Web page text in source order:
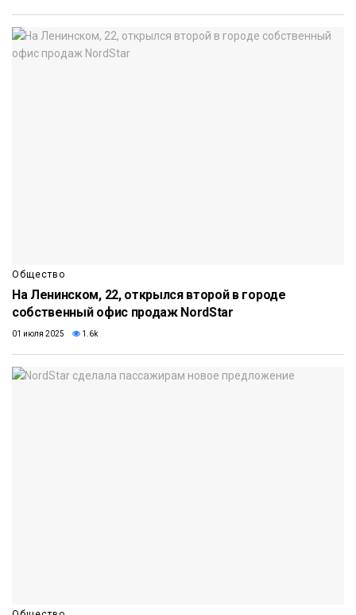
Общество
На Ленинском, 22, открылся второй в городе
собственный офис продаж NordStar
01 июля 2025 1.6k